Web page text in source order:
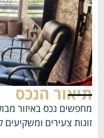
תיאור הנכס
מחפשים נכס באיזור
זוגות צעירים